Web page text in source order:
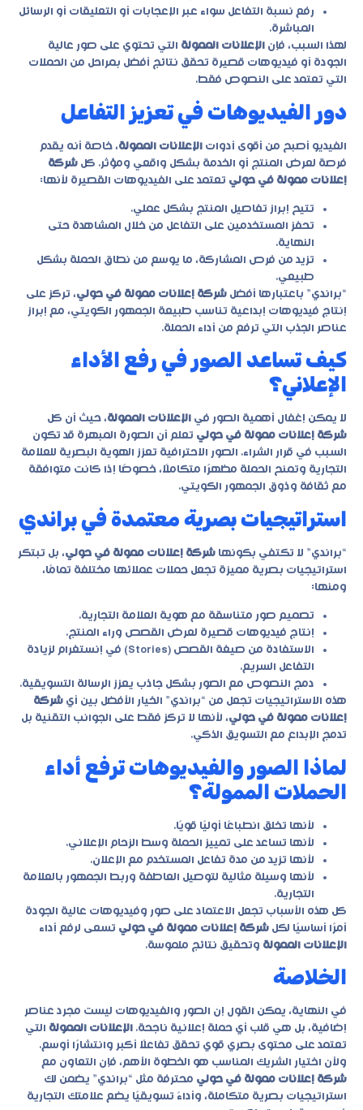
رفع نسبة التفاعل سواء عبر الإعجابات أو التعليقات أو الرسائل
المباشرة.
لهذا السبب، فإن الإعلانات الممولة التي تحتوي على صور عالية
الجودة أو فيديوهات قصيرة تحقق نتائج أفضل بمراحل من الحملات
التي تعتمد على النصوص فقط.
دور الفيديوهات في تعزيز التفاعل
الفيديو أصبح من أقوى أدوات الإعلانات الممولة، خاصة أنه يقدم
فرصة لعرض المنتج أو الخدمة بشكل واقعي ومؤثر. كل شركة
إعلانات ممولة في حولي تعتمد على الفيديوهات القصيرة لأنها:
تتيح إبراز تفاصيل المنتج بشكل عملي.
تحفز المستخدمين على التفاعل من خلال المشاهدة حتى
النهاية.
تزيد من فرص المشاركة، ما يوسع من نطاق الحملة بشكل
طبيعي.
“براندي” باعتبارها أفضل شركة إعلانات ممولة في حولي، تركز على
إنتاج فيديوهات إبداعية تناسب طبيعة الجمهور الكويتي، مع إبراز
عناصر الجذب التي ترفع من أداء الحملة.
كيف تساعد الصور في رفع الأداء
الإعلاني؟
لا يمكن إغفال أهمية الصور في الإعلانات الممولة، حيث أن كل
شركة إعلانات ممولة في حولي تعلم أن الصورة المبهرة قد تكون
السبب في قرار الشراء. الصور الاحترافية تعزز الهوية البصرية للعلامة
التجارية وتمنح الحملة مظهرًا متكاملًا، خصوصًا إذا كانت متوافقة
مع ثقافة وذوق الجمهور الكويتي.
استراتيجيات بصرية معتمدة في براندي
“براندي” لا تكتفي بكونها شركة إعلانات ممولة في حولي، بل تبتكر
استراتيجيات بصرية مميزة تجعل حملات عملائها مختلفة تمامًا،
ومنها:
تصميم صور متناسقة مع هوية العلامة التجارية.
إنتاج فيديوهات قصيرة لعرض القصص وراء المنتج.
الاستفادة من صيغة القصص (Stories) في إنستغرام لزيادة
التفاعل السريع.
دمج النصوص مع الصور بشكل جاذب يعزز الرسالة التسويقية.
هذه الاستراتيجيات تجعل من “براندي” الخيار الأفضل بين أي شركة
إعلانات ممولة في حولي، لأنها لا تركز فقط على الجوانب التقنية بل
تدمج الإبداع مع التسويق الذكي.
لماذا الصور والفيديوهات ترفع أداء
الحملات الممولة؟
لأنها تخلق انطباعًا أوليًا قويًا.
لأنها تساعد على تمييز الحملة وسط الزحام الإعلاني.
لأنها تزيد من مدة تفاعل المستخدم مع الإعلان.
لأنها وسيلة مثالية لتوصيل العاطفة وربط الجمهور بالعلامة
التجارية.
كل هذه الأسباب تجعل الاعتماد على صور وفيديوهات عالية الجودة
أمرًا أساسيًا لكل شركة إعلانات ممولة في حولي تسعى لرفع أداء
الإعلانات الممولة وتحقيق نتائج ملموسة.
الخلاصة
في النهاية، يمكن القول إن الصور والفيديوهات ليست مجرد عناصر
إضافية، بل هي قلب أي حملة إعلانية ناجحة. الإعلانات الممولة التي
تعتمد على محتوى بصري قوي تحقق تفاعلًا أكبر وانتشارًا أوسع.
ولأن اختيار الشريك المناسب هو الخطوة الأهم، فإن التعاون مع
شركة إعلانات ممولة في حولي محترفة مثل “براندي” يضمن لك
استراتيجيات بصرية متكاملة، وأداءً تسويقيًا يضع علامتك التجارية